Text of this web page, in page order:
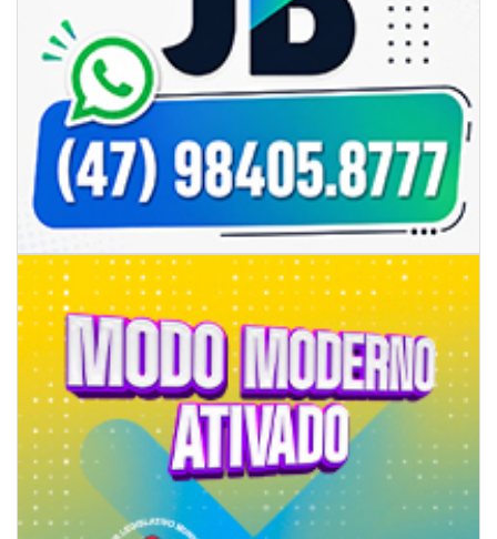
07/08/2026 | 07:00
Prefeitura de Itapema segue com credenciamento aberto para artistas e
produtores culturais
ITAPEMA